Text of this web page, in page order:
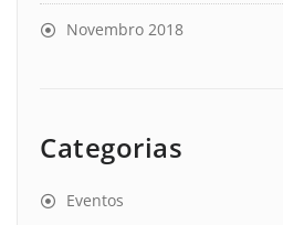
Novembro 2018
Categorias
Eventos